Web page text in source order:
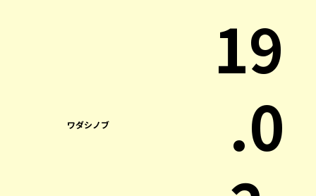
ワダシノブ
19
.0